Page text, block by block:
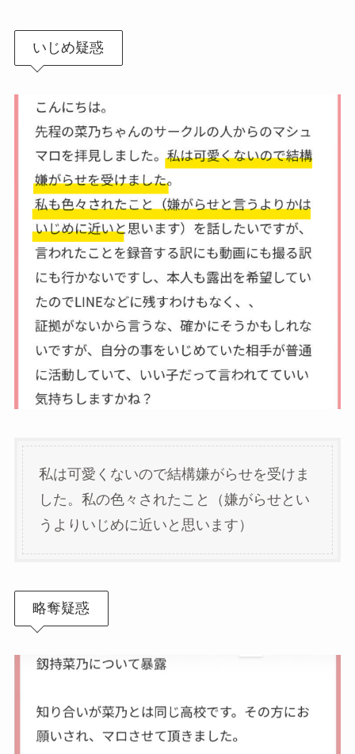
いじめ疑惑
私は可愛くないので結構嫌がらせを受けま
した。私の色々されたこと（嫌がらせとい
うよりいじめに近いと思います）
略奪疑惑